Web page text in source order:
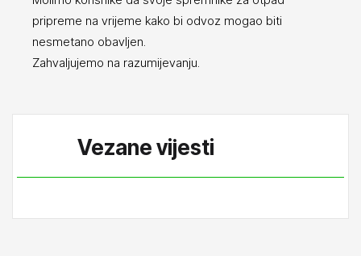
pripreme na vrijeme kako bi odvoz mogao biti
nesmetano obavljen.
Zahvaljujemo na razumijevanju.
Vezane vijesti